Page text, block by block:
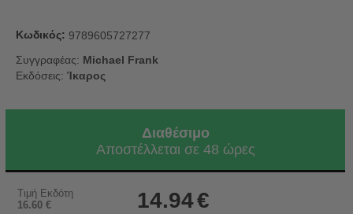
Κωδικός: 9789605727277
Συγγραφέας: Michael Frank
Εκδόσεις: Ίκαρος
Διαθέσιμο
Αποστέλλεται σε 48 ώρες
Τιμή Εκδότη
16.60 € 14.94€